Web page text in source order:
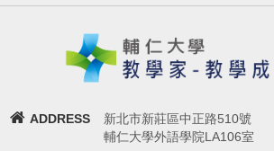
ADDRESS
新北市新莊區中正路510號
輔仁大學外語學院LA106室